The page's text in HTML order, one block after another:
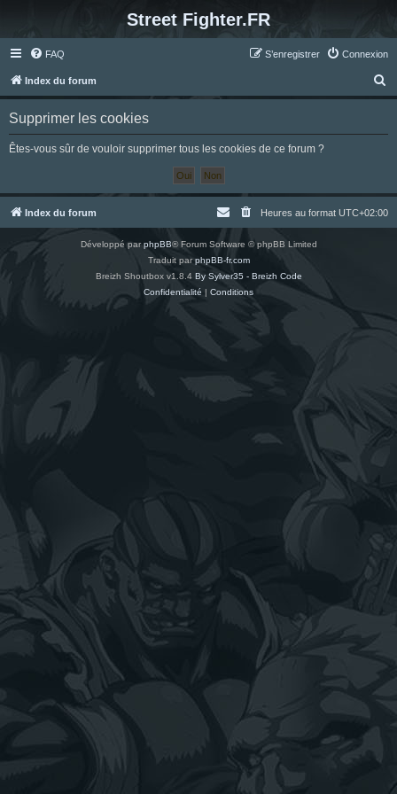
Street Fighter.FR
FAQ Connexion
S’enregistrer
Index du forum
e
h
Supprimer les cookies
Êtes-vous sûr de vouloir supprimer tous les cookies de ce forum ?
Index du forum Heures au format UTC+02:00
Développé parphpBB® Forum Software © phpBB Limited
Traduit parphpBB-fr.com
Breizh Shoutbox v1.8.4 By Sylver35 - Breizh Code
Confidentialité | Conditions